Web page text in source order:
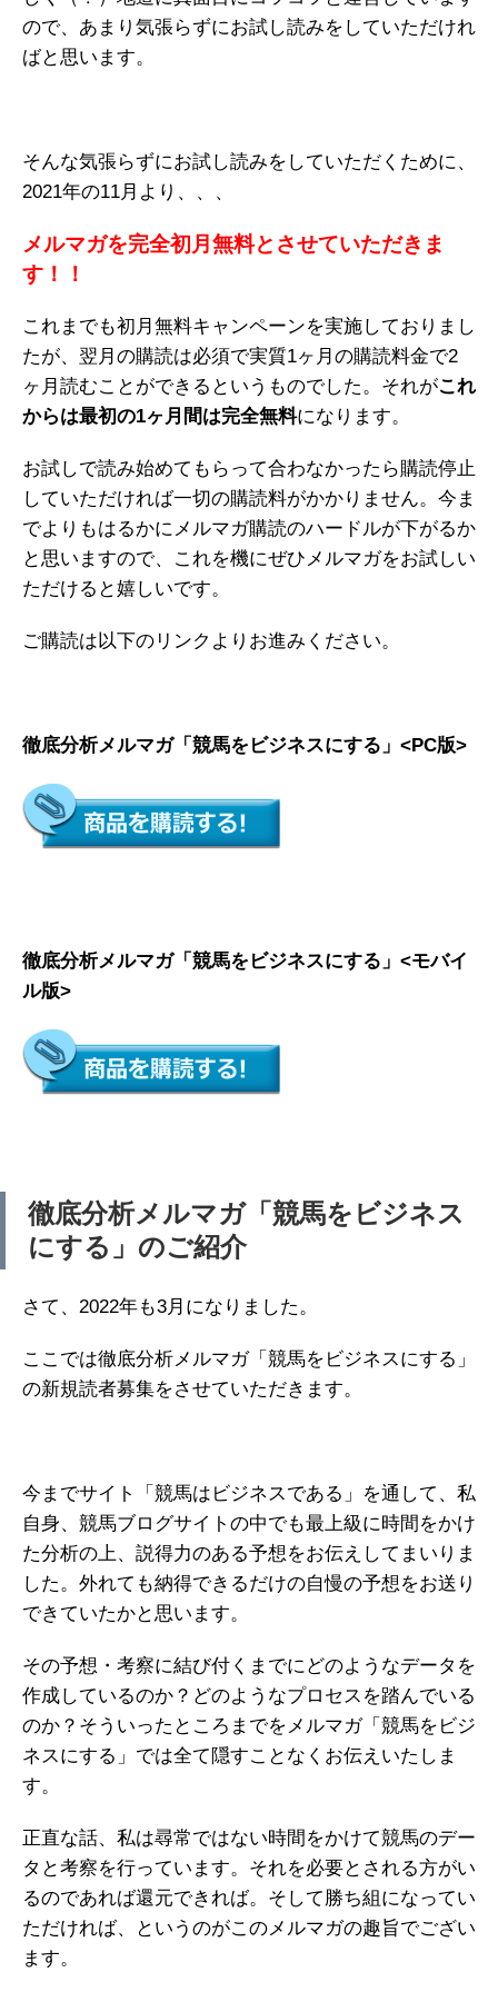
ので、あまり気張らずにお試し読みをしていただけれ
ばと思います。
そんな気張らずにお試し読みをしていただくために、
2021年の11月より、、、
メルマガを完全初月無料とさせていただきま
す！！
これまでも初月無料キャンペーンを実施しておりまし
たが、翌月の購読は必須で実質1ヶ月の購読料金で2
ヶ月読むことができるというものでした。それがこれ
からは最初の1ヶ月間は完全無料になります。
お試しで読み始めてもらって合わなかったら購読停止
していただければ一切の購読料がかかりません。今ま
でよりもはるかにメルマガ購読のハードルが下がるか
と思いますので、これを機にぜひメルマガをお試しい
ただけると嬉しいです。
ご購読は以下のリンクよりお進みください。
徹底分析メルマガ「競馬をビジネスにする」<PC版>
徹底分析メルマガ「競馬をビジネスにする」<モバイ
ル版>
徹底分析メルマガ「競馬をビジネス
にする」のご紹介
さて、2022年も3月になりました。
ここでは徹底分析メルマガ「競馬をビジネスにする」
の新規読者募集をさせていただきます。
今までサイト「競馬はビジネスである」を通して、私
自身、競馬ブログサイトの中でも最上級に時間をかけ
た分析の上、説得力のある予想をお伝えしてまいりま
した。外れても納得できるだけの自慢の予想をお送り
できていたかと思います。
その予想・考察に結び付くまでにどのようなデータを
作成しているのか？どのようなプロセスを踏んでいる
のか？そういったところまでをメルマガ「競馬をビジ
ネスにする」では全て隠すことなくお伝えいたしま
す。
正直な話、私は尋常ではない時間をかけて競馬のデー
タと考察を行っています。それを必要とされる方がい
るのであれば還元できれば。そして勝ち組になってい
ただければ、というのがこのメルマガの趣旨でござい
ます。